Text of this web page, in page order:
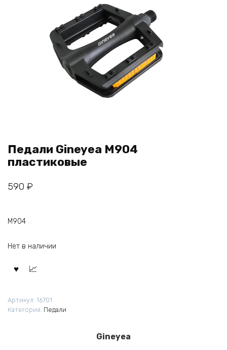
Педали Gineyea M904
пластиковые
590 ₽
M904
Нет в наличии
Артикул: 16701
Категория: Педали
Gineyea